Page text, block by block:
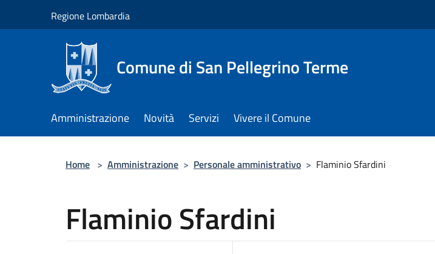
Regione Lombardia
Comune di San Pellegrino Terme
Amministrazione Novità Servizi Vivere il Comune
Home > Amministrazione > Personale amministrativo > Flaminio Sfardini
Flaminio Sfardini